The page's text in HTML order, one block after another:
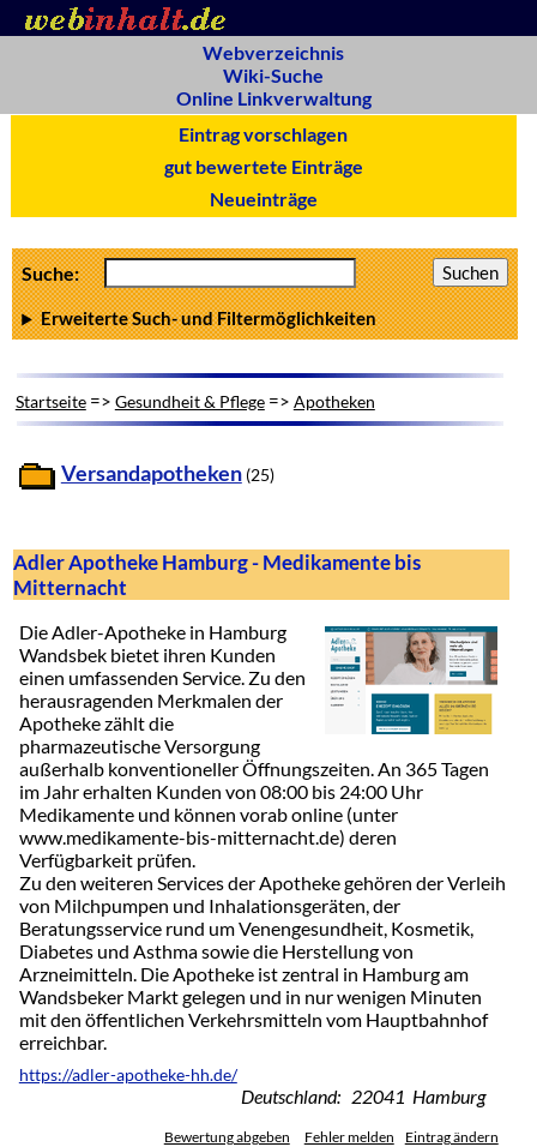
Webverzeichnis
Wiki-Suche
Online Linkverwaltung
Eintrag vorschlagen
gut bewertete Einträge
Neueinträge
Suche:
Erweiterte Such- und Filtermöglichkeiten
Startseite=> Gesundheit & Pflege=> Apotheken
Versandapotheken (25)
Adler Apotheke Hamburg - Medikamente bis
Mitternacht
Die Adler-Apotheke in Hamburg
Wandsbek bietet ihren Kunden
einen umfassenden Service. Zu den
herausragenden Merkmalen der
Apotheke zählt die
pharmazeutische Versorgung
außerhalb konventioneller Öffnungszeiten. An 365 Tagen
im Jahr erhalten Kunden von 08:00 bis 24:00 Uhr
Medikamente und können vorab online (unter
www.medikamente-bis-mitternacht.de) deren
Verfügbarkeit prüfen.
Zu den weiteren Services der Apotheke gehören der Verleih
von Milchpumpen und Inhalationsgeräten, der
Beratungsservice rund um Venengesundheit, Kosmetik,
Diabetes und Asthma sowie die Herstellung von
Arzneimitteln. Die Apotheke ist zentral in Hamburg am
Wandsbeker Markt gelegen und in nur wenigen Minuten
mit den öffentlichen Verkehrsmitteln vom Hauptbahnhof
erreichbar.
https://adler-apotheke-hh.de/
Deutschland: 22041 Hamburg
Bewertung abgeben Fehler melden Eintrag ändern